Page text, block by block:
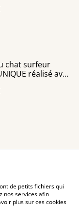
chat surfeur
réalisé avec
Terms
Policy
de petits fichiers qui
nos services afin
plus sur ces cookies